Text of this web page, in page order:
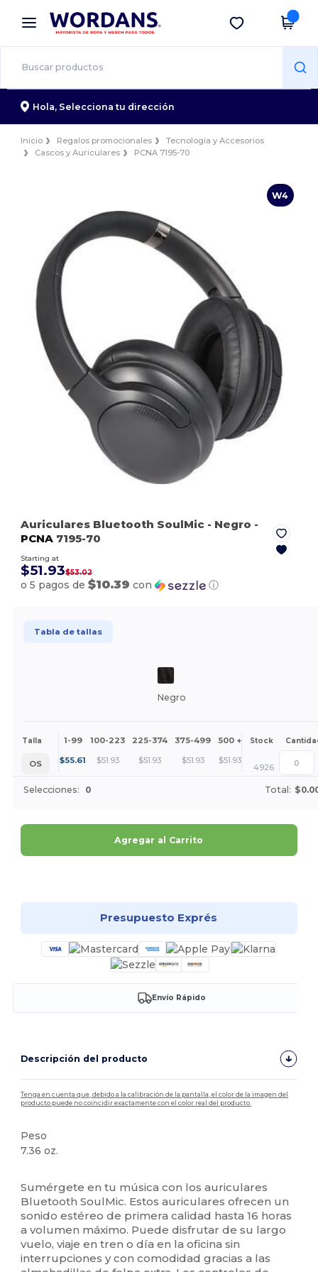
× App de Wordans
¡Mejores precios en app!
Descargar app
Hola, Selecciona tu dirección
Inicio Regalos promocionales
Tecnología y Accesorios
Cascos y Auriculares
PCNA 7195-70
W4
Auriculares Bluetooth SoulMic - Negro -
PCNA 7195-70
Starting at
$51.93$53.02
o 5 pagos de$10.39 con ⓘ
Tabla de tallas
Negro
Talla 1-99 100-223 225-374 375-499 500 + Más
Stock
OS $55.61 $51.93 $51.93 $51.93 $51.93 +
4926
Selecciones: 0 Total:
Agregar al Carrito
Presupuesto Exprés
Envío Rápido
Descripción del producto
Tenga en cuenta que, debido a la calibración de la pantalla, el color de la imagen del
producto puede no coincidir exactamente con el color real del producto.
Peso
7.36 oz.
Sumérgete en tu música con los auriculares
Bluetooth SoulMic. Estos auriculares ofrecen un
sonido estéreo de primera calidad hasta 16 horas
a volumen máximo. Puede disfrutar de su largo
vuelo, viaje en tren o día en la oficina sin
interrupciones y con comodidad gracias a las